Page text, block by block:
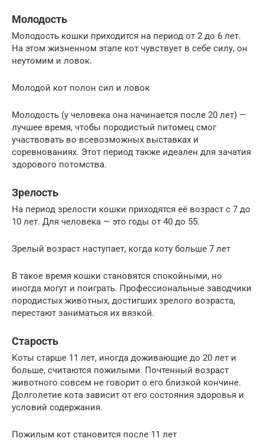
Молодость
Молодость кошки приходится на период от 2 до 6 лет.
На этом жизненном этапе кот чувствует в себе силу, он
неутомим и ловок.
Молодой кот полон сил и ловок
Молодость (у человека она начинается после 20 лет) —
лучшее время, чтобы породистый питомец смог
участвовать во всевозможных выставках и
соревнованиях. Этот период также идеален для зачатия
здорового потомства.
Зрелость
На период зрелости кошки приходятся её возраст с 7 до
10 лет. Для человека — это годы от 40 до 55.
Зрелый возраст наступает, когда коту больше 7 лет
В такое время кошки становятся спокойными, но
иногда могут и поиграть. Профессиональные заводчики
породистых животных, достигших зрелого возраста,
перестают заниматься их вязкой.
Старость
Коты старше 11 лет, иногда доживающие до 20 лет и
больше, считаются пожилыми. Почтенный возраст
животного совсем не говорит о его близкой кончине.
Долголетие кота зависит от его состояния здоровья и
условий содержания.
Пожилым кот становится после 11 лет